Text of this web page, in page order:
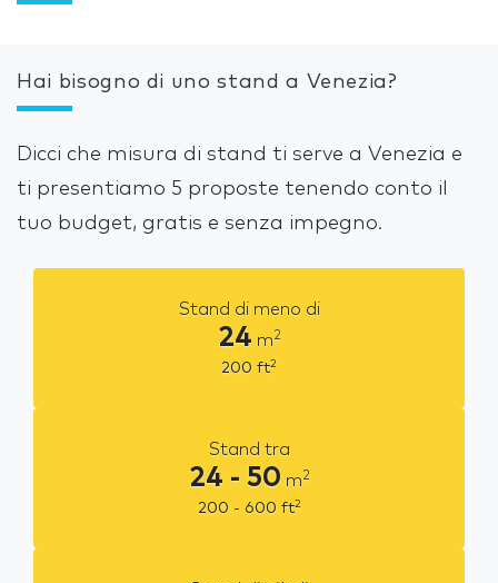
Hai bisogno di uno stand a Venezia?
Dicci che misura di stand ti serve a Venezia e
ti presentiamo 5 proposte tenendo conto il
tuo budget, gratis e senza impegno.
Stand di meno di
24 m2
200 ft2
Stand tra
24 - 50 m2
200 - 600 ft2